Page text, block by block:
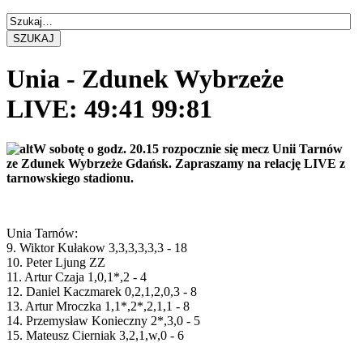
SZUKAJ
Unia - Zdunek Wybrzeże
LIVE: 49:41 99:81
W sobotę o godz. 20.15 rozpocznie się mecz Unii Tarnów
ze Zdunek Wybrzeże Gdańsk. Zapraszamy na relację LIVE z
tarnowskiego stadionu.
Unia Tarnów:
9. Wiktor Kułakow 3,3,3,3,3,3 - 18
10. Peter Ljung ZZ
11. Artur Czaja 1,0,1*,2 - 4
12. Daniel Kaczmarek 0,2,1,2,0,3 - 8
13. Artur Mroczka 1,1*,2*,2,1,1 - 8
14. Przemysław Konieczny 2*,3,0 - 5
15. Mateusz Cierniak 3,2,1,w,0 - 6